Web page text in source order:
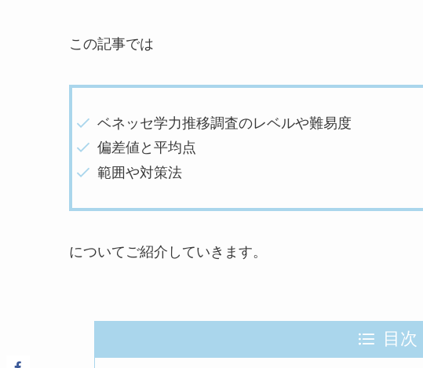
この記事では
ベネッセ学力推移調査のレベルや難易度
偏差値と平均点
範囲や対策法
についてご紹介していきます。
目次